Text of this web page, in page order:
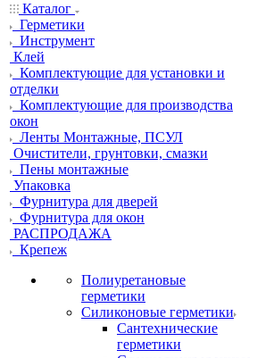
Каталог
Герметики
Инструмент
Клей
Комплектующие для установки и
отделки
Комплектующие для производства
окон
Ленты Монтажные, ПСУЛ
Очистители, грунтовки, смазки
Пены монтажные
Упаковка
Фурнитура для дверей
Фурнитура для окон
РАСПРОДАЖА
Крепеж
Полиуретановые
герметики
Силиконовые герметики
Сантехнические
герметики